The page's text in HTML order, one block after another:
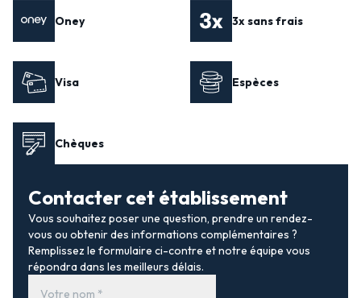
Oney 3x sans frais
Visa Espèces
Chèques
Contacter cet établissement
Vous souhaitez poser une question, prendre un rendez-
vous ou obtenir des informations complémentaires ?
Remplissez le formulaire ci-contre et notre équipe vous
répondra dans les meilleurs délais.